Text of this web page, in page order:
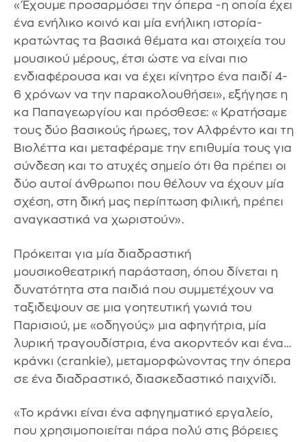
«Έχουμε προσαρμόσει την όπερα -η οποία έχει
ένα ενήλικο κοινό και μία ενήλικη ιστορία-
κρατώντας τα βασικά θέματα και στοιχεία του
μουσικού μέρους, έτσι ώστε να είναι πιο
ενδιαφέρουσα και να έχει κίνητρο ένα παιδί 4-
6 χρόνων να την παρακολουθήσει», εξήγησε η
κα Παπαγεωργίου και πρόσθεσε: «Κρατήσαμε
τους δύο βασικούς ήρωες, τον Αλφρέντο και τη
Βιολέττα και μεταφέραμε την επιθυμία τους για
σύνδεση και το ατυχές σημείο ότι θα πρέπει οι
δύο αυτοί άνθρωποι που θέλουν να έχουν μία
σχέση, στη δική μας περίπτωση φιλική, πρέπει
αναγκαστικά να χωριστούν».
Πρόκειται για μία διαδραστική
μουσικοθεατρική παράσταση, όπου δίνεται η
δυνατότητα στα παιδιά που συμμετέχουν να
ταξιδεψουν σε μια γοητευτική γωνιά του
Παρισιού, με «οδηγούς» μια αφηγήτρια, μία
λυρική τραγουδίστρια, ένα ακορντεόν και ένα…
κράνκι (crankie), μεταμορφώνοντας την όπερα
σε ένα διαδραστικό, διασκεδαστικό παιχνίδι.
«Το κράνκι είναι ένα αφηγηματικό εργαλείο,
που χρησιμοποιείται πάρα πολύ στις βόρειες